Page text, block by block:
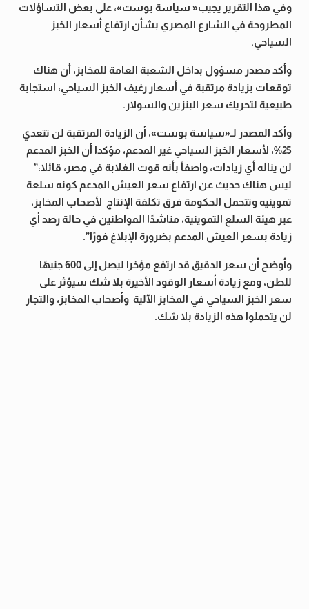
وفي هذا التقرير يجيب« سياسة بوست»، على بعض التساؤلات
المطروحة في الشارع المصري بشأن ارتفاع أسعار الخبز
السياحي.
وأكد مصدر مسؤول بداخل الشعبة العامة للمخابز، أن هناك
توقعات بزيادة مرتقبة في أسعار رغيف الخبز السياحي، استجابة
طبيعية لتحريك سعر البنزين والسولار.
وأكد المصدر لـ«سياسة بوست»، أن الزيادة المرتقبة لن تتعدي
25%، لأسعار الخبز السياحي غير المدعم، مؤكدا أن الخبز المدعم
لن يناله أي زيادات، واصفاً بأنه قوت الغلابة في مصر، قائلا:”
ليس هناك حديث عن ارتفاع سعر العيش المدعم كونه سلعة
تموينيه وتتحمل الحكومة فرق تكلفة الإنتاج لأصحاب المخابز،
عبر هيئة السلع التموينية، مناشدًا المواطنين في حالة رصد أي
زيادة بسعر العيش المدعم بضرورة الإبلاغ فورًا”.
وأوضح أن سعر الدقيق قد ارتفع مؤخرا ليصل إلى 600 جنيهًا
للطن، ومع زيادة أسعار الوقود الأخيرة بلا شك سيؤثر على
سعر الخبز السياحي في المخابز الآلية وأصحاب المخابز، والتجار
لن يتحملوا هذه الزيادة بلا شك.